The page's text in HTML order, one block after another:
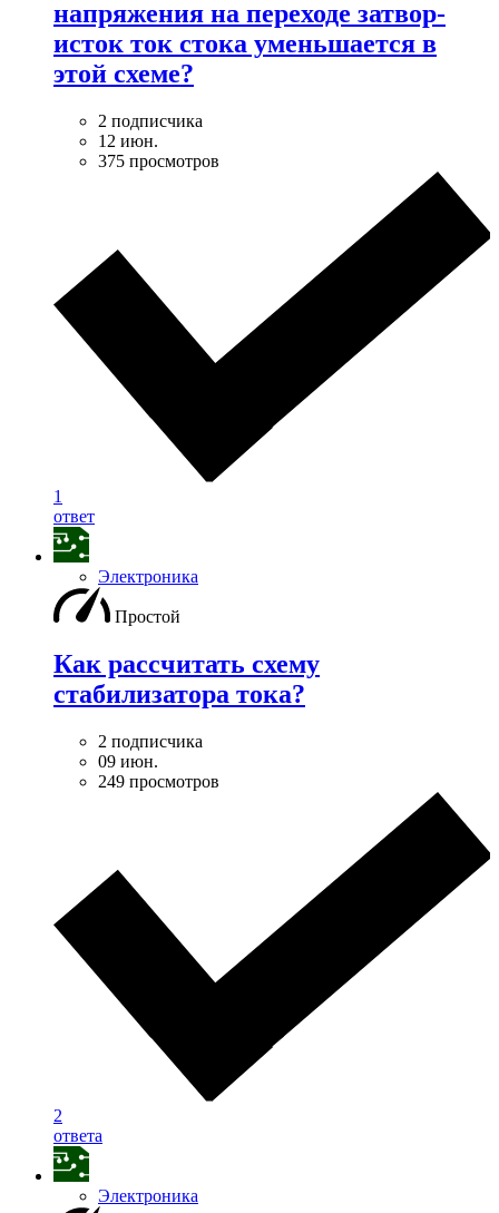
напряжения на переходе затвор-
исток ток стока уменьшается в
этой схеме?
2 подписчика
12 июн.
375 просмотров
1
ответ
Электроника
Простой
Как рассчитать схему
стабилизатора тока?
2 подписчика
09 июн.
249 просмотров
2
ответа
Электроника